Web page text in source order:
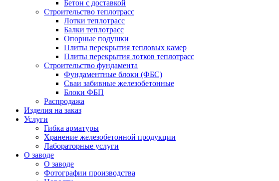
Бетон с доставкой
Строительство теплотрасс
Лотки теплотрасс
Балки теплотрасс
Опорные подушки
Плиты перекрытия тепловых камер
Плиты перекрытия лотков теплотрасс
Строительство фундамента
Фундаментные блоки (ФБС)
Сваи забивные железобетонные
Блоки ФБП
Распродажа
Изделия на заказ
Услуги
Гибка арматуры
Хранение железобетонной продукции
Лабораторные услуги
О заводе
О заводе
Фотографии производства